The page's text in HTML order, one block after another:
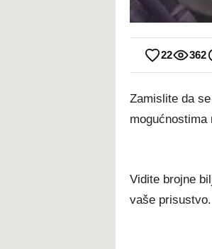
22 362
Zamislite da
mogućnostima
Vidite brojne
vaše prisustvo.